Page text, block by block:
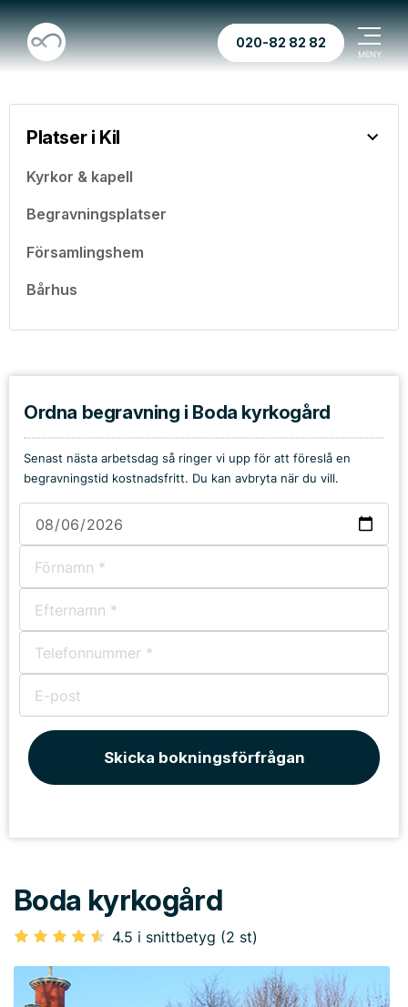
020-82 82 82
Platser i Kil
Kyrkor & kapell
Begravningsplatser
Församlingshem
Bårhus
Ordna begravning i Boda kyrkogård
Senast nästa arbetsdag så ringer vi upp för att föreslå en
begravningstid kostnadsfritt. Du kan avbryta när du vill.
Skicka bokningsförfrågan
Boda kyrkogård
4.5 i snittbetyg (2 st)